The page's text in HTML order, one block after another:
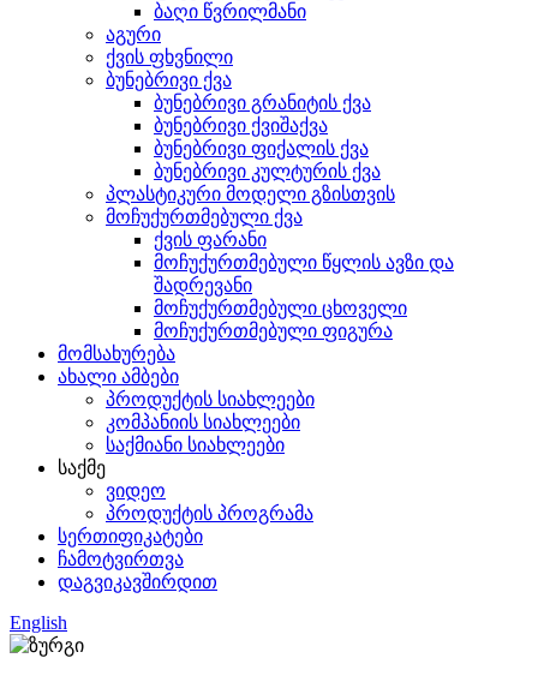
ბაღი წვრილმანი
აგური
ქვის ფხვნილი
ბუნებრივი ქვა
ბუნებრივი გრანიტის ქვა
ბუნებრივი ქვიშაქვა
ბუნებრივი ფიქალის ქვა
ბუნებრივი კულტურის ქვა
პლასტიკური მოდელი გზისთვის
მოჩუქურთმებული ქვა
ქვის ფარანი
მოჩუქურთმებული წყლის ავზი და
შადრევანი
მოჩუქურთმებული ცხოველი
მოჩუქურთმებული ფიგურა
მომსახურება
ახალი ამბები
პროდუქტის სიახლეები
კომპანიის სიახლეები
საქმიანი სიახლეები
საქმე
ვიდეო
პროდუქტის პროგრამა
სერთიფიკატები
ჩამოტვირთვა
დაგვიკავშირდით
English